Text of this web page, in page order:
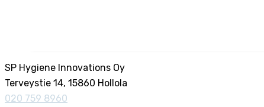
SP Hygiene Innovations Oy
Terveystie 14, 15860 Hollola
020 759 8960